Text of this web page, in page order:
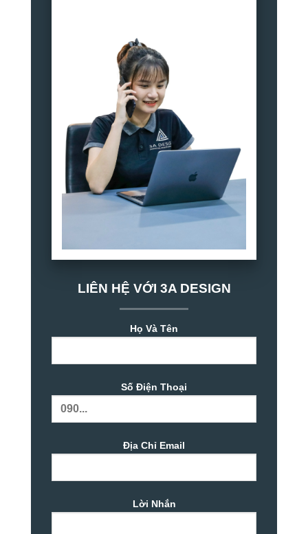
LIÊN HỆ VỚI 3A DESIGN
Họ Và Tên
Số Điện Thoại
Địa Chỉ Email
Lời Nhắn